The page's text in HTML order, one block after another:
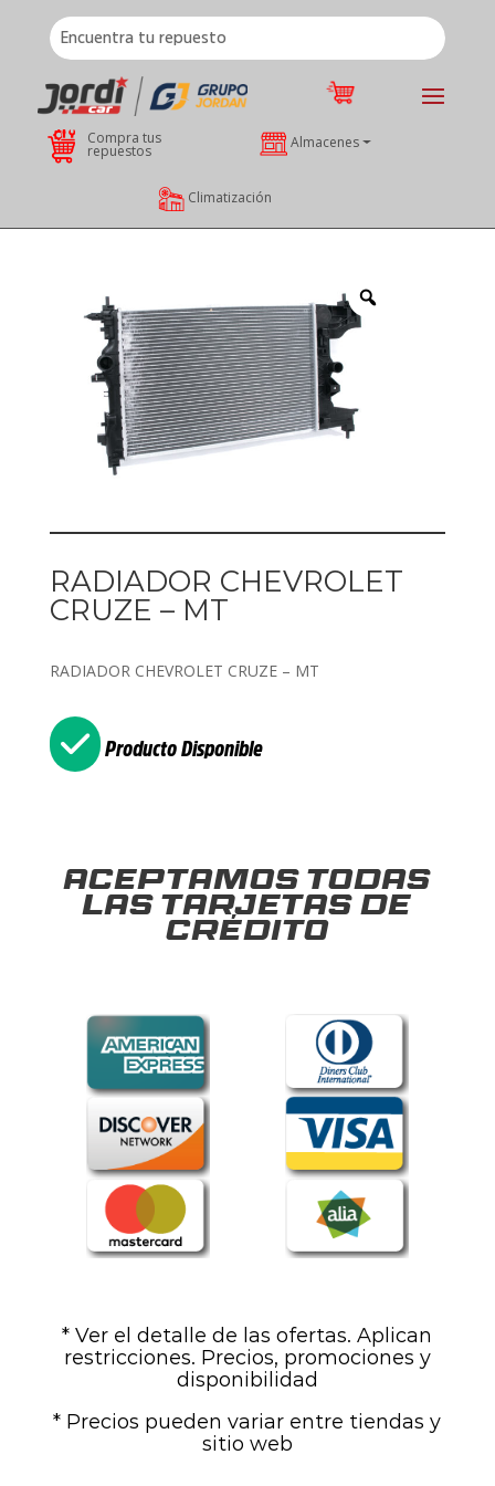
Compra tus
repuestos Almacenes
Climatización
RADIADOR CHEVROLET
CRUZE – MT
RADIADOR CHEVROLET CRUZE – MT
Producto Disponible
Aceptamos todas
las tarjetas de
crédito
* Ver el detalle de las ofertas. Aplican
restricciones. Precios, promociones y
disponibilidad
* Precios pueden variar entre tiendas y
sitio web